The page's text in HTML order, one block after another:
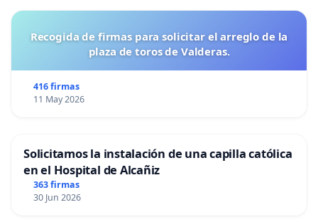
Recogida de firmas para solicitar el arreglo de la
plaza de toros de Valderas.
416 firmas
11 May 2026
Solicitamos la instalación de una capilla católica
en el Hospital de Alcañiz
363 firmas
30 Jun 2026